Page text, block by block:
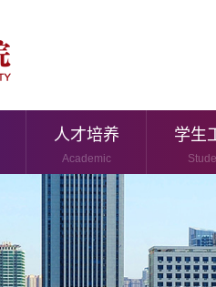
人才培养
Academic
学生